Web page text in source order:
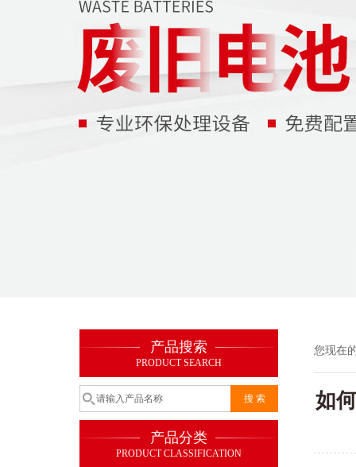
产品搜索
PRODUCT SEARCH
产品分类
PRODUCT CLASSIFICATION
您现在
如